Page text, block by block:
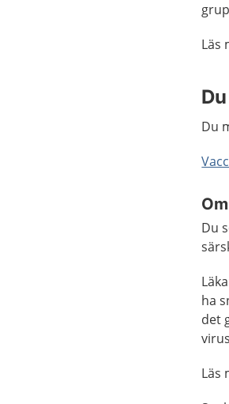
Läs
Du
Du
ha
det
Läs